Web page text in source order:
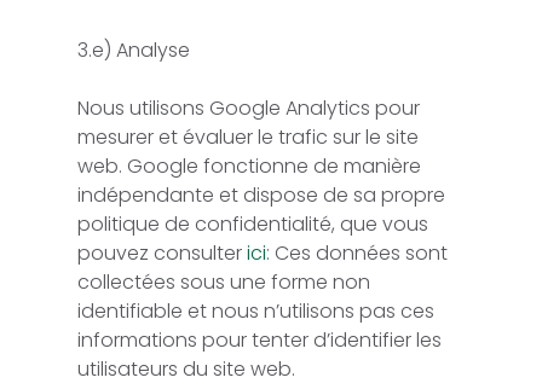
3.e) Analyse
Nous utilisons Google Analytics pour
mesurer et évaluer le trafic sur le site
web. Google fonctionne de manière
indépendante et dispose de sa propre
politique de confidentialité, que vous
pouvez consulterici: Ces données sont
collectées sous une forme non
identifiable et nous n’utilisons pas ces
informations pour tenter d’identifier les
utilisateurs du site web.